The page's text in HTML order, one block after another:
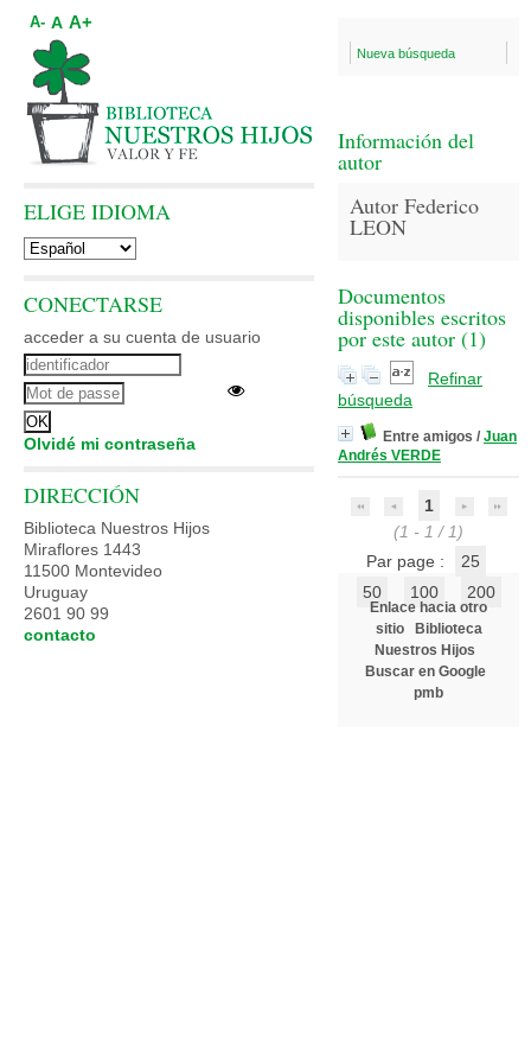
Nueva búsqueda
Información del
autor
Autor Federico
LEON
Documentos
disponibles escritos
por este autor (1)
Refinar
búsqueda
Entre amigos / Juan
Andrés VERDE
1
(1 - 1 / 1)
Par page :
25
50
100 200
Enlace hacia otro
sitio
Biblioteca
Nuestros Hijos
Buscar en Google
pmb
A- A A+
ELIGE IDIOMA
CONECTARSE
acceder a su cuenta de usuario
Olvidé mi contraseña
DIRECCIÓN
Biblioteca Nuestros Hijos
Miraflores 1443
11500 Montevideo
Uruguay
2601 90 99
contacto